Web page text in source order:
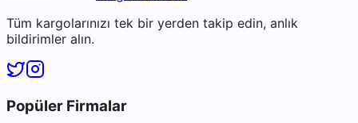
Tüm kargolarınızı tek bir yerden takip edin, anlık
bildirimler alın.
Popüler Firmalar